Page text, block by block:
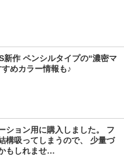
新作 ペンシルタイプの“濃密マ
めカラー情報も♪
ション用に購入しました。 フ
構吸ってしまうので、 少量づ
もしれませ…